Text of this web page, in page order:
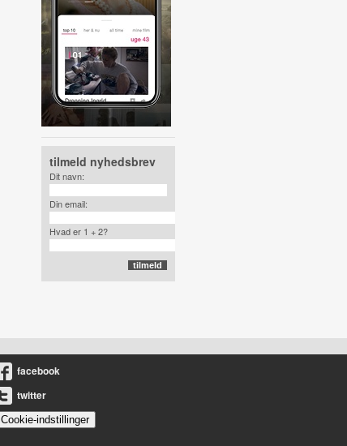
tilmeld nyhedsbrev
Dit navn:
Din email:
Hvad er 1 + 2?
facebook
twitter
Cookie-indstillinger